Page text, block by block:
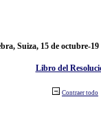
Suiza, 15 de octubre-19
Libro del
Contraer todo